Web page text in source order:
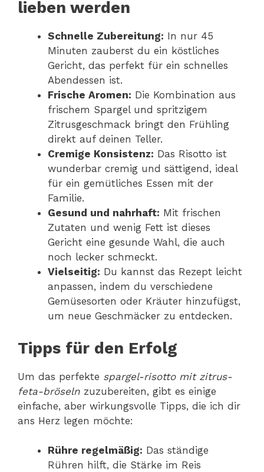
lieben werden
Schnelle Zubereitung: In nur 45
Minuten zauberst du ein köstliches
Gericht, das perfekt für ein schnelles
Abendessen ist.
Frische Aromen: Die Kombination aus
frischem Spargel und spritzigem
Zitrusgeschmack bringt den Frühling
direkt auf deinen Teller.
Cremige Konsistenz: Das Risotto ist
wunderbar cremig und sättigend, ideal
für ein gemütliches Essen mit der
Familie.
Gesund und nahrhaft: Mit frischen
Zutaten und wenig Fett ist dieses
Gericht eine gesunde Wahl, die auch
noch lecker schmeckt.
Vielseitig: Du kannst das Rezept leicht
anpassen, indem du verschiedene
Gemüsesorten oder Kräuter hinzufügst,
um neue Geschmäcker zu entdecken.
Tipps für den Erfolg
Um das perfekte spargel-risotto mit zitrus-
feta-bröseln zuzubereiten, gibt es einige
einfache, aber wirkungsvolle Tipps, die ich dir
ans Herz legen möchte:
Rühre regelmäßig: Das ständige
Rühren hilft, die Stärke im Reis